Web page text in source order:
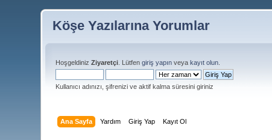
Köşe Yazılarına Yorumlar
HoşgeldinizZiyaretçi . Lütfengiriş yapın veyakayıt olun
Kullanıcı adınızı, şifrenizi ve aktif kalma süresini giriniz
Ana Sayfa Yardım Giriş Yap Kayıt Ol